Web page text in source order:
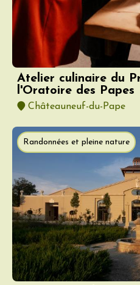
Atelier culinaire du
l'Oratoire des Papes
Châteauneuf-du-Pape
Randonnées et pleine nature